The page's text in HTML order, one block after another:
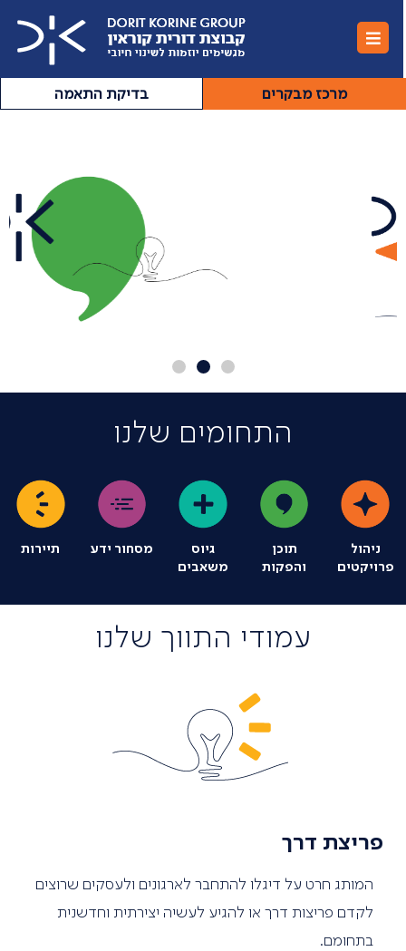
מרכז מבקרים בדיקת התאמה
לשינוי חיובי
התחומים שלנו
ניהול
פרויקטים
תוכן
והפקות
גיוס
משאבים
מסחור ידע תיירות
עמודי התווך שלנו
פריצת דרך
המותג חרט על דיגלו להתחבר לארגונים ולעסקים שרוצים
לקדם פריצות דרך או להגיע לעשיה יצירתית וחדשנית
בתחומם.